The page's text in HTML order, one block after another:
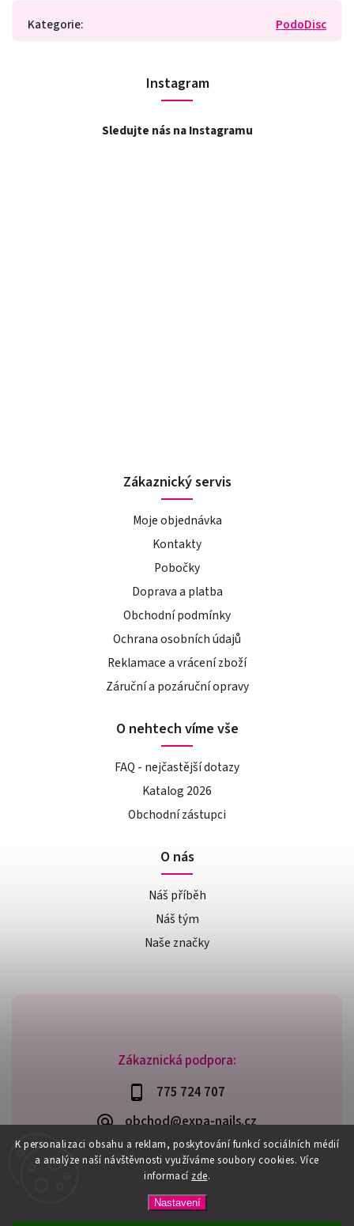
K personalizaci obsahu a reklam, poskytování funkcí sociálních médií
a analýze naší návštěvnosti využíváme soubory cookies. Více
informací zde.
Nastavení
Kategorie: PodoDisc
Zákaznická podpora:
775 724 707
obchod@expa-nails.cz
Instagram
Sledujte nás na Instagramu
Zákaznický servis
Moje objednávka
Kontakty
Pobočky
Doprava a platba
Obchodní podmínky
Ochrana osobních údajů
Reklamace a vrácení zboží
Záruční a pozáruční opravy
O nehtech víme vše
FAQ - nejčastější dotazy
Katalog 2026
Obchodní zástupci
O nás
Náš příběh
Náš tým
Naše značky
Expanails.cz. Všechna práva vyhrazena.
Upravit nastavení cookies